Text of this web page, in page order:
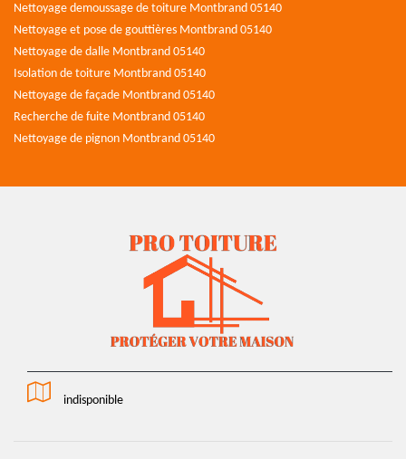
Nettoyage demoussage de toiture Montbrand 05140
Nettoyage et pose de gouttières Montbrand 05140
Nettoyage de dalle Montbrand 05140
Isolation de toiture Montbrand 05140
Nettoyage de façade Montbrand 05140
Recherche de fuite Montbrand 05140
Nettoyage de pignon Montbrand 05140
indisponible